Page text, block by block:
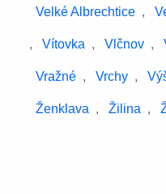
Velké Albrechtice ,
, Vítovka , Vlčnov ,
Vražné , Vrchy ,
Ženklava , Žilina ,